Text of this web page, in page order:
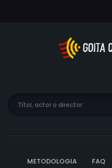
METODOLOGIA FAQ